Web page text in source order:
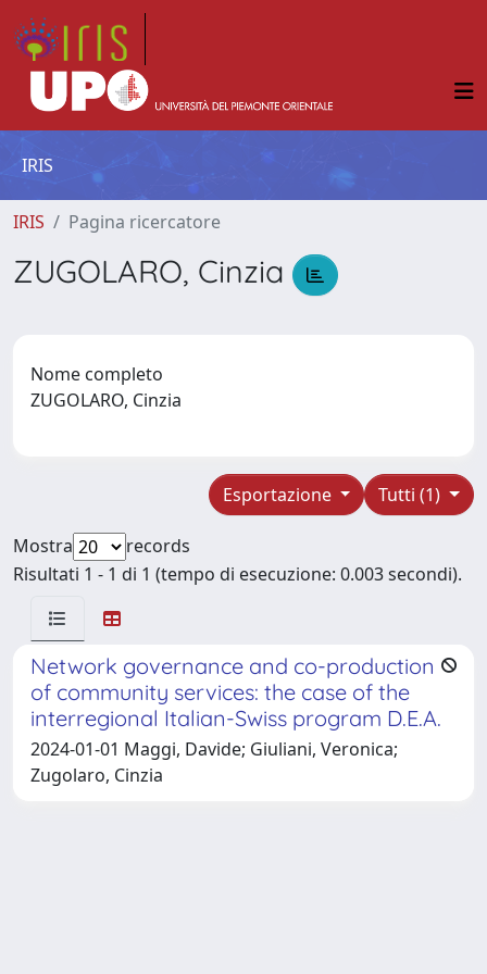
IRIS
IRIS Pagina ricercatore
ZUGOLARO, Cinzia
Nome completo
ZUGOLARO, Cinzia
Tutti (1)
Esportazione
Mostra
records
Risultati 1 - 1 di 1 (tempo di esecuzione: 0.003 secondi).
Network governance and co-production
of community services: the case of the
interregional Italian-Swiss program D.E.A.
2024-01-01 Maggi, Davide; Giuliani, Veronica;
Zugolaro, Cinzia